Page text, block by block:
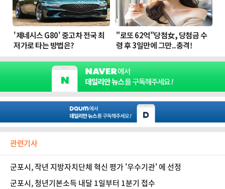
관련기사
군포시, 작년 지방자치단체 혁신 평가 '우수기관' 에 선정
군포시, 청년기본소득 내달 1일부터 1분기 접수